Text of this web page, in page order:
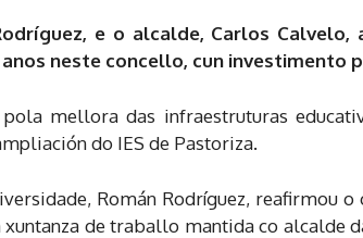
e o alcalde, Carlos
neste concello, cun investimento
mellora das infraestruturas
do IES de Pastoriza.
Román Rodríguez, reafirmou
de traballo mantida co alcalde